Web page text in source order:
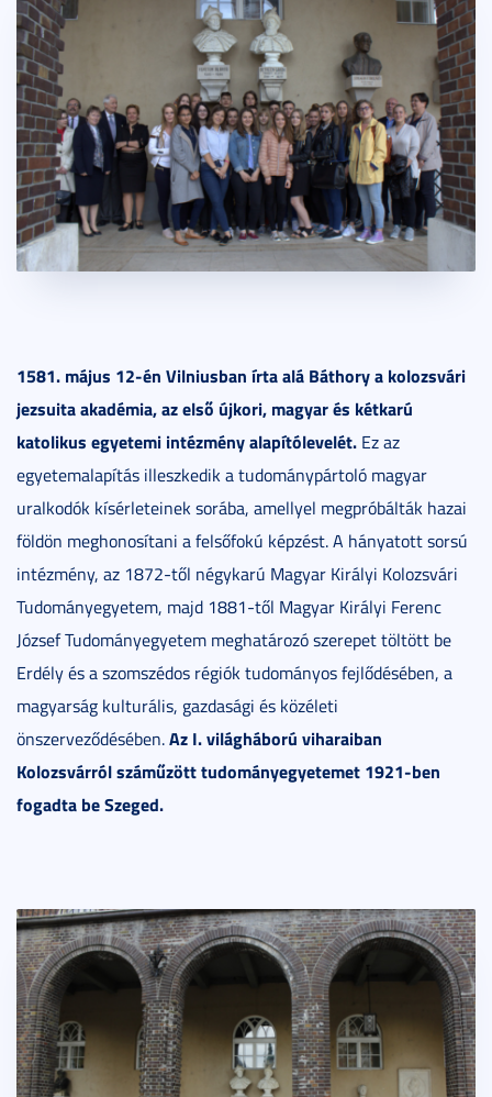
1581. május 12-én Vilniusban írta alá Báthory a kolozsvári
jezsuita akadémia, az első újkori, magyar és kétkarú
katolikus egyetemi intézmény alapítólevelét. Ez az
egyetemalapítás illeszkedik a tudománypártoló magyar
uralkodók kísérleteinek sorába, amellyel megpróbálták hazai
földön meghonosítani a felsőfokú képzést. A hányatott sorsú
intézmény, az 1872-től négykarú Magyar Királyi Kolozsvári
Tudományegyetem, majd 1881-től Magyar Királyi Ferenc
József Tudományegyetem meghatározó szerepet töltött be
Erdély és a szomszédos régiók tudományos fejlődésében, a
magyarság kulturális, gazdasági és közéleti
önszerveződésében.Az I. világháború viharaiban
Kolozsvárról száműzött tudományegyetemet 1921-ben
fogadta be Szeged.